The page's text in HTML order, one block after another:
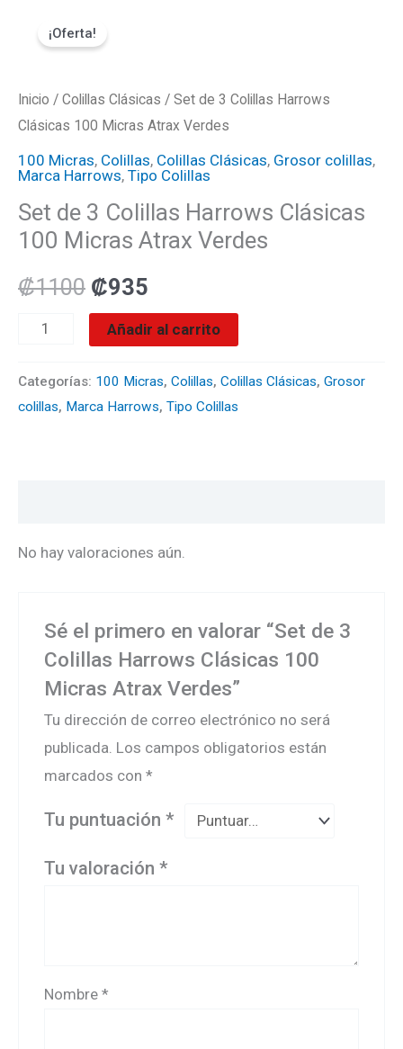
¡Oferta!
Inicio / Colillas Clásicas / Set de 3 Colillas Harrows
Clásicas 100 Micras Atrax Verdes
100 Micras, Colillas, Colillas Clásicas, Grosor colillas,
Marca Harrows, Tipo Colillas
Set de 3 Colillas Harrows Clásicas
100 Micras Atrax Verdes
₡1100
original
₡1100.
₡935
actual
₡935.
Colillas
Harrows
Clásicas
100
Micras
Atrax
cantidad
Añadir al carrito
Categorías: 100 Micras, Colillas, Colillas Clásicas, Grosor
colillas, Marca Harrows, Tipo Colillas
No hay valoraciones aún.
Sé el primero en valorar “Set de 3
Colillas Harrows Clásicas 100
Micras Atrax Verdes”
Tu dirección de correo electrónico no será
publicada. Los campos obligatorios están
marcados con*
Tu puntuación*
Tu valoración*
Nombre*